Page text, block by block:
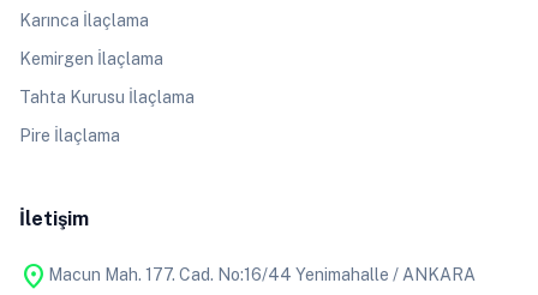
Karınca İlaçlama
Kemirgen İlaçlama
Tahta Kurusu İlaçlama
Pire İlaçlama
İletişim
location_on Macun Mah. 177. Cad. No:16/44 Yenimahalle / ANKARA